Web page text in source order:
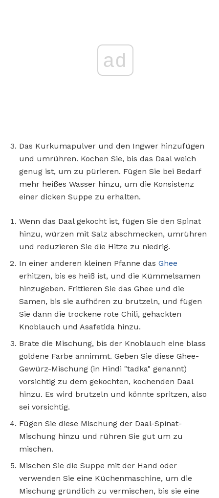
ad
Das Kurkumapulver und den Ingwer hinzufügen
und umrühren. Kochen Sie, bis das Daal weich
genug ist, um zu pürieren. Fügen Sie bei Bedarf
mehr heißes Wasser hinzu, um die Konsistenz
einer dicken Suppe zu erhalten.
Wenn das Daal gekocht ist, fügen Sie den Spinat
hinzu, würzen mit Salz abschmecken, umrühren
und reduzieren Sie die Hitze zu niedrig.
In einer anderen kleinen Pfanne das Ghee
erhitzen, bis es heiß ist, und die Kümmelsamen
hinzugeben. Frittieren Sie das Ghee und die
Samen, bis sie aufhören zu brutzeln, und fügen
Sie dann die trockene rote Chili, gehackten
Knoblauch und Asafetida hinzu.
Brate die Mischung, bis der Knoblauch eine blass
goldene Farbe annimmt. Geben Sie diese Ghee-
Gewürz-Mischung (in Hindi "tadka" genannt)
vorsichtig zu dem gekochten, kochenden Daal
hinzu. Es wird brutzeln und könnte spritzen, also
sei vorsichtig.
Fügen Sie diese Mischung der Daal-Spinat-
Mischung hinzu und rühren Sie gut um zu
mischen.
Mischen Sie die Suppe mit der Hand oder
verwenden Sie eine Küchenmaschine, um die
Mischung gründlich zu vermischen, bis sie eine